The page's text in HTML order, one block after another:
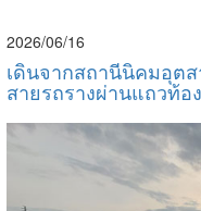
2026/06/16
เดินจากสถานีนิคมอุต
สายรถรางผ่านแถวท้อ